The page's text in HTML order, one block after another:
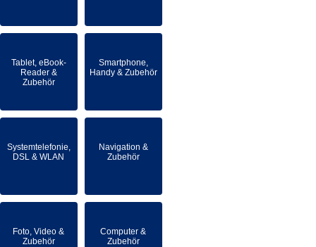
Tablet, eBook-
Reader &
Zubehör
Smartphone,
Handy & Zubehör
Systemtelefonie,
DSL & WLAN
Navigation &
Zubehör
Foto, Video &
Zubehör
Computer &
Zubehör